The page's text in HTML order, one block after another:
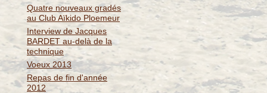
Quatre nouveaux gradés
au Club Aïkido Ploemeur
Interview de Jacques
BARDET au-delà de la
technique
Voeux 2013
Repas de fin d'année
2012